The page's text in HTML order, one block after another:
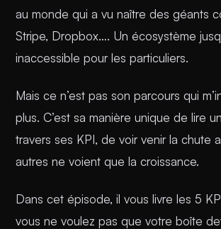
au monde qui a vu naître des géants
Stripe, Dropbox…. Un écosystème
inaccessible pour les particuliers.
Mais ce n’est pas son parcours qui
plus. C’est sa manière unique de lire
travers ses KPI, de voir venir la chute
autres ne voient que la croissance.
Dans cet épisode, il vous livre les 5
vous ne voulez pas que votre boîte